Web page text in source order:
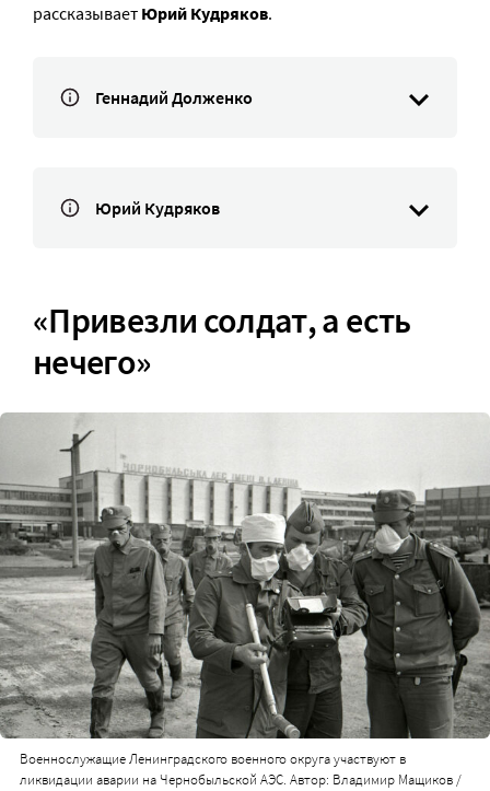
рассказывает Юрий Кудряков.
Геннадий Долженко
Юрий Кудряков
«Привезли солдат, а есть
нечего»
Военнослужащие Ленинградского военного округа участвуют в
ликвидации аварии на Чернобыльской АЭС. Автор: Владимир Мащиков /